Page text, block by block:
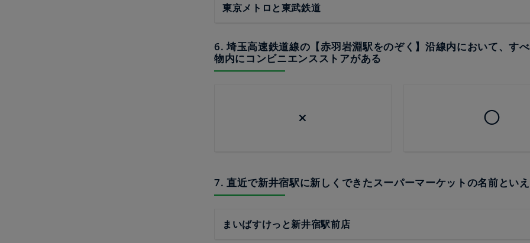
東京メトロと東武鉄道
6. 埼玉高速鉄道線の【赤羽岩淵駅をのぞく】沿線内において、す
物内にコンビニエンスストアがある
× ◯
7. 直近で新井宿駅に新しくできたスーパーマーケットの名前とい
まいばすけっと新井宿駅前店